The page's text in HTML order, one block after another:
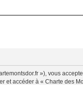
»), vous
et accéder à « Charte des